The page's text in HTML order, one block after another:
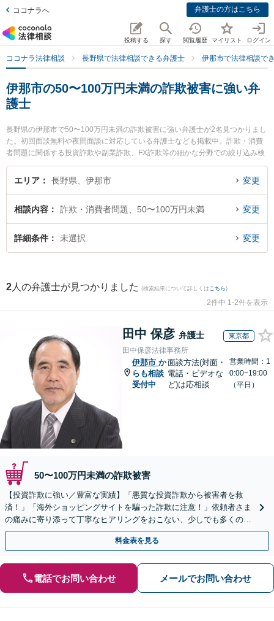
ココナラへ 弁護士の方はこちら
投稿する 探す 閲覧履歴 マイリスト ログイン
ココナラ法律相談 長野県で法律相談できる弁護士 伊那市で法律相談で
伊那市の50〜100万円未満の詐欺被害に強い弁
護士
長野県の伊那市で50〜100万円未満の詐欺被害に強い弁護士が2名見つかりまし
た。初回面談無料や夜間面談に対応している弁護士なども掲載中。詐欺・消費
者問題に関係する投資詐欺や副業詐欺、FX詐欺等の細かな分野での絞り込み検
索もでき便利です。特に唐澤洋祐法律事務所の唐澤 洋祐弁護士やひなた法律事
務所の太田 明良弁護士のプロフィール情報や弁護士費用、強みなどが注目され
ブル解決の実績豊富な近くの弁護士を検索したい』『初回相談無料で50〜100
万円未満の詐欺被害を法律相談できる伊那市内の弁護士に相談予約したい』な
どでお困りの相談者さんにおすすめです。
エリア 長野県、伊那市 変更
相談内容 詐欺・消費者問題、50〜100万円未満 変更
詳細条件 未選択 変更
2 人の弁護士が見つかりました (検索結果について詳しくは こちら)
2件中 1-2件を表示
田中 保彦 弁護士 東京都
田中保彦法律事務所
伊那市 か
らも相談
受付中
面談方法(対面・
電話・ビデオな
ど)は応相談
営業時間：1
0:00~19:00
（平日）
50〜100万円未満の詐欺被害
【投資詐欺に強い／豊富な実績】「悪質な投資詐欺から被害者を救
済！」「海外ショッピングサイトを騙った詐欺に注意！」依頼者さま
の痛みに寄り添って丁寧なヒアリングをおこない、少しでも多くの返
金が得られるよう尽力します！
料金表を見る
電話でお問い合わせ メールでお問い合わせ